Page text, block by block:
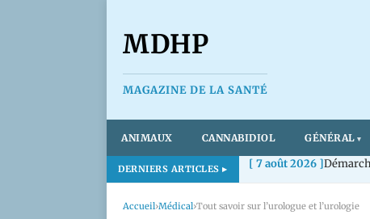
MDHP
MAGAZINE DE LA SANTÉ
ANIMAUX CANNABIDIOL GÉNÉRAL
DERNIERS ARTICLES [ 7 août 2026 ]
Accueil›Médical›Tout savoir sur l’urologue et l’urologie